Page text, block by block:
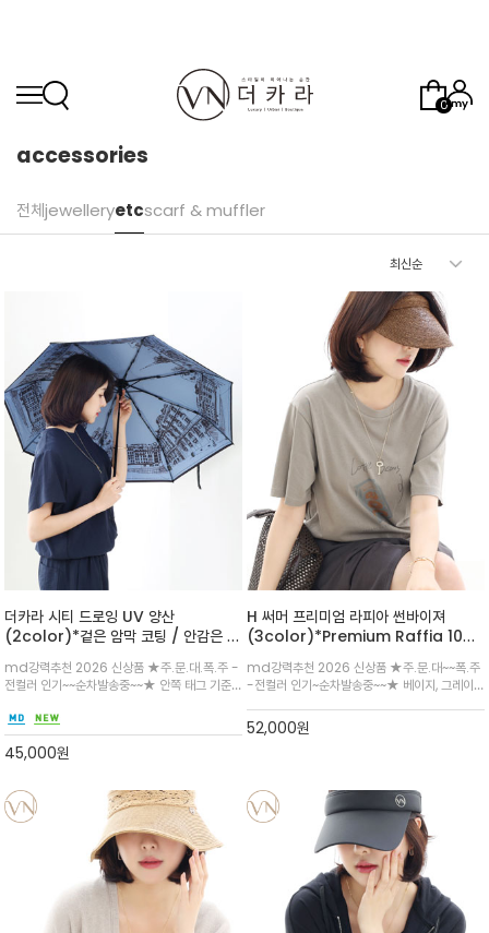
0
accessories
전체jewelleryetcscarf & muffler
더카라 시티 드로잉 UV 양산
(2color)*겉은 암막 코팅 / 안감은 도
감각적인 무드를 더해주는 UV 양산
md강력추천 2026 신상품 ★주.문.대.폭.주 -
전컬러 인기~~순차발송중~~★ 안쪽 태그 기준
으로 햇빛이 강한 날에도 실용적/살대가 8개로
튼튼하며 반전 매력이 있는 심플하고 가벼운 양
산 입니다^^
45,000원
H 써머 프리미엄 라피아 썬바이져
(3color)*Premium Raffia 100
급스러운 분위기를 완성해주는 썬바이저
md강력추천 2026 신상품 ★주.문.대~~폭.주
-전컬러 인기~순차발송중~~★ 베이지, 그레이,
하기 좋으며, 촘촘하게 엮인 조직감이 담백하면서
도 우아한 무드를 더해줍니다.
52,000원